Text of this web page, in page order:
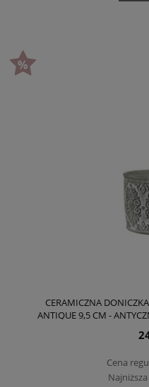
CERAMICZNA
ANTIQUE 9,5 CM -
Cena